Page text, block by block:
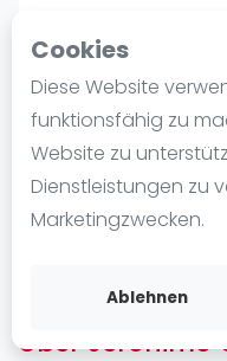
Cookies
Diese Website
funktionsfähig zu
Website zu
Dienstleistungen zu
Marketingzwecken.
Ablehnen
Blog
Die Geschichte von
Regeln und
Padel Schläge
Video
POSITIE
#13
Bist du
Über Jeronimo